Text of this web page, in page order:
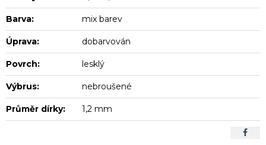
Barva: mix barev
Úprava: dobarvován
Povrch: lesklý
Výbrus: nebroušené
Průměr dírky: 1,2 mm